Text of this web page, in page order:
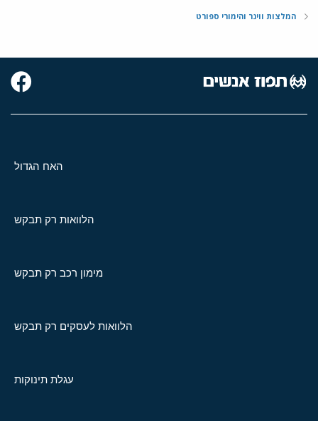
המלצות ווינר והימורי ספורט
האח הגדול
הלוואות רק תבקש
מימון רכב רק תבקש
הלוואות לעסקים רק תבקש
עגלת תינוקות